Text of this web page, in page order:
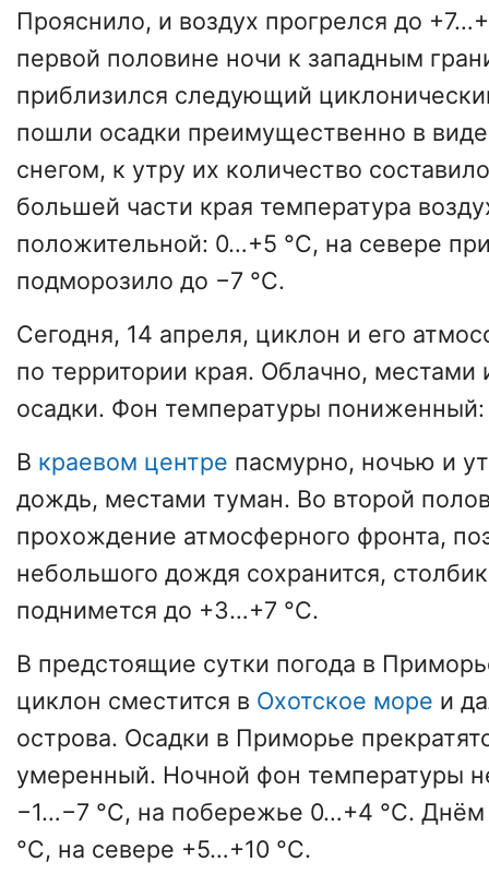
Прояснило, и воздух прогрелся до
первой половине ночи к западным
приблизился следующий
пошли осадки преимущественно в
снегом, к утру их количество
большей части края температура
положительной: 0…+5 °C, на севере
подморозило до −7 °C.
Сегодня, 14 апреля, циклон и его
по территории края. Облачно,
осадки. Фон температуры
В краевом центре пасмурно, ночью и
дождь, местами туман. Во второй
прохождение атмосферного фронта,
небольшого дождя сохранится,
поднимется до +3…+7 °C.
В предстоящие сутки погода в
циклон сместится в Охотское море и
острова. Осадки в Приморье
умеренный. Ночной фон температуры
−1…−7 °C, на побережье 0…+4 °C. Днём
°C, на севере +5…+10 °C.